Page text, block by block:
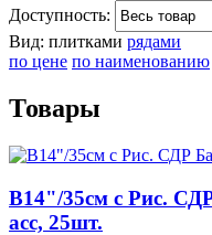
Доступность:
Вид: плитками рядами
по цене по наименованию
Товары
B14"/35см с Рис.
асс, 25шт.